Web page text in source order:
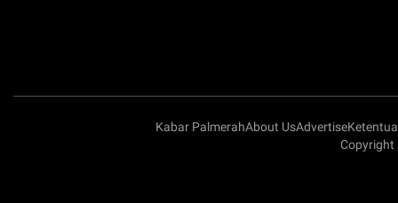
Kabar PalmerahAbout UsAdvertise
Copyright